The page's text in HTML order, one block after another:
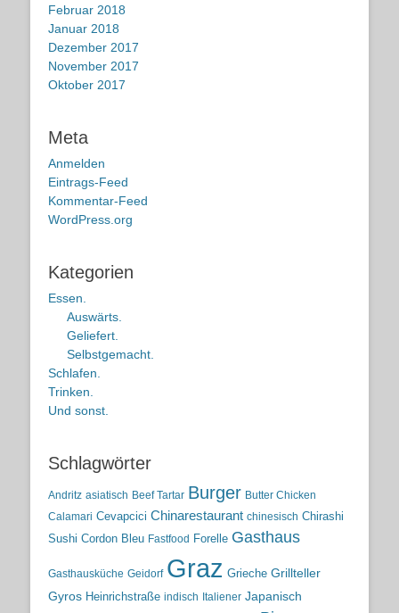
Februar 2018
Januar 2018
Dezember 2017
November 2017
Oktober 2017
Meta
Anmelden
Eintrags-Feed
Kommentar-Feed
WordPress.org
Kategorien
Essen.
Auswärts.
Geliefert.
Selbstgemacht.
Schlafen.
Trinken.
Und sonst.
Schlagwörter
Andritz asiatisch Beef Tartar Burger Butter Chicken
Calamari Cevapcici Chinarestaurant chinesisch Chirashi
Sushi Cordon Bleu Fastfood Forelle Gasthaus
Gasthausküche Geidorf Graz Grieche Grillteller
Gyros Heinrichstraße indisch Italiener Japanisch